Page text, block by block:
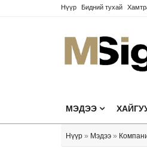
Нүүр Бидний тухай
МЭДЭЭ
Нүүр » Мэдээ »